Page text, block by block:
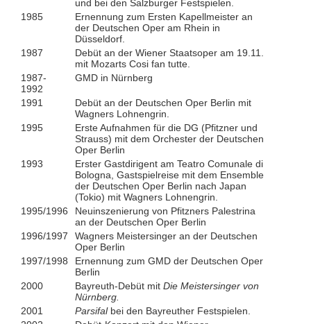
und bei den Salzburger Festspielen.
1985
Ernennung zum Ersten Kapellmeister an
der Deutschen Oper am Rhein in
Düsseldorf.
1987
Debüt an der Wiener Staatsoper am 19.11.
mit Mozarts Cosi fan tutte.
1987-
1992
GMD in Nürnberg
1991
Debüt an der Deutschen Oper Berlin mit
Wagners Lohnengrin.
1995
Erste Aufnahmen für die DG (Pfitzner und
Strauss) mit dem Orchester der Deutschen
Oper Berlin
1993
Erster Gastdirigent am Teatro Comunale di
Bologna, Gastspielreise mit dem Ensemble
der Deutschen Oper Berlin nach Japan
(Tokio) mit Wagners Lohnengrin.
1995/1996
Neuinszenierung von Pfitzners Palestrina
an der Deutschen Oper Berlin
1996/1997
Wagners Meistersinger an der Deutschen
Oper Berlin
1997/1998
Ernennung zum GMD der Deutschen Oper
Berlin
2000
Bayreuth-Debüt mit Die Meistersinger von
Nürnberg.
2001
Parsifalbei den Bayreuther Festspielen.